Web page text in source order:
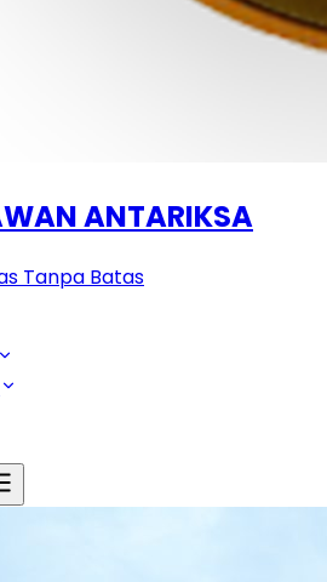
ANTARIKSA
Tanpa Batas